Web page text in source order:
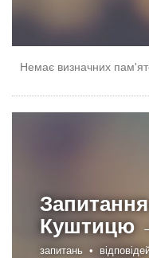
Немає визначних
Куштицю
запитань •